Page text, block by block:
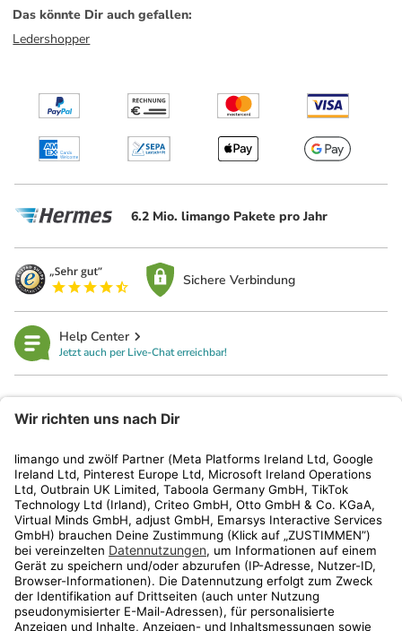
Das könnte Dir auch gefallen:
Ledershopper
6.2 Mio. limango Pakete pro Jahr
Sichere Verbindung
Help Center
Jetzt auch per Live-Chat erreichbar!
Kundenservice
Shop
Aktionen
Travel